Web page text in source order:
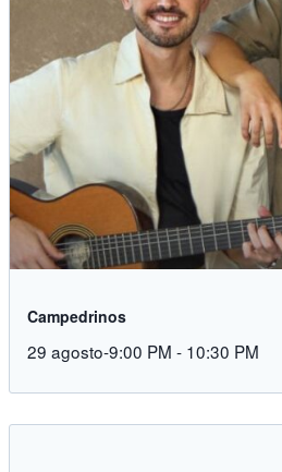
Campedrinos
29 agosto-9:00 PM - 10:30 PM